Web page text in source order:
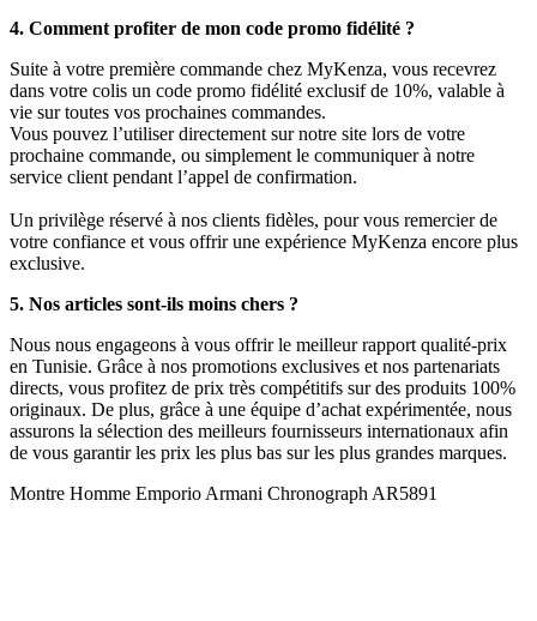
4. Comment profiter de mon code promo fidélité ?
Suite à votre première commande chez MyKenza, vous recevrez
dans votre colis un code promo fidélité exclusif de 10%, valable à
vie sur toutes vos prochaines commandes.
Vous pouvez l’utiliser directement sur notre site lors de votre
prochaine commande, ou simplement le communiquer à notre
service client pendant l’appel de confirmation.
Un privilège réservé à nos clients fidèles, pour vous remercier de
votre confiance et vous offrir une expérience MyKenza encore plus
exclusive.
5. Nos articles sont-ils moins chers ?
Nous nous engageons à vous offrir le meilleur rapport qualité-prix
en Tunisie. Grâce à nos promotions exclusives et nos partenariats
directs, vous profitez de prix très compétitifs sur des produits 100%
originaux. De plus, grâce à une équipe d’achat expérimentée, nous
assurons la sélection des meilleurs fournisseurs internationaux afin
de vous garantir les prix les plus bas sur les plus grandes marques.
Montre Homme Emporio Armani Chronograph AR5891